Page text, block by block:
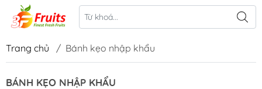
Trang chủ / Bánh kẹo nhập khẩu
BÁNH KẸO NHẬP KHẨU